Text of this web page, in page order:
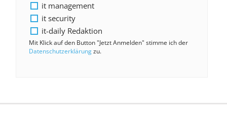
it management
it security
it-daily Redaktion
Mit Klick auf den Button "Jetzt Anmelden" stimme ich der
Datenschutzerklärungzu.